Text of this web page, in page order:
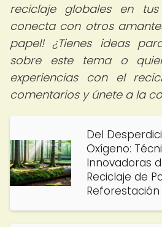
reciclaje globales en
conecta con otros
papel! ¿Tienes ideas
sobre este tema o
experiencias con el
comentarios y únete a la
Del
Oxígeno:
Innovadoras
Reciclaje de
Reforestación